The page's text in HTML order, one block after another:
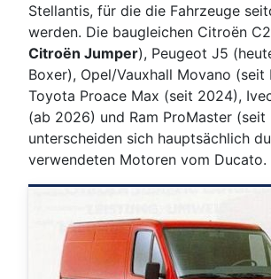
Stellantis, für die die Fahrzeuge
werden. Die baugleichen Citroën
Citroën Jumper), Peugeot J5
Boxer), Opel/Vauxhall Movano (seit
Toyota Proace Max (seit 2024),
(ab 2026) und Ram ProMaster (seit
unterscheiden sich hauptsächlich
verwendeten Motoren vom Ducato.